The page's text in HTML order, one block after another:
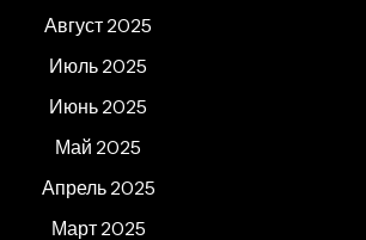
Август 2025
Июль 2025
Июнь 2025
Май 2025
Апрель 2025
Март 2025